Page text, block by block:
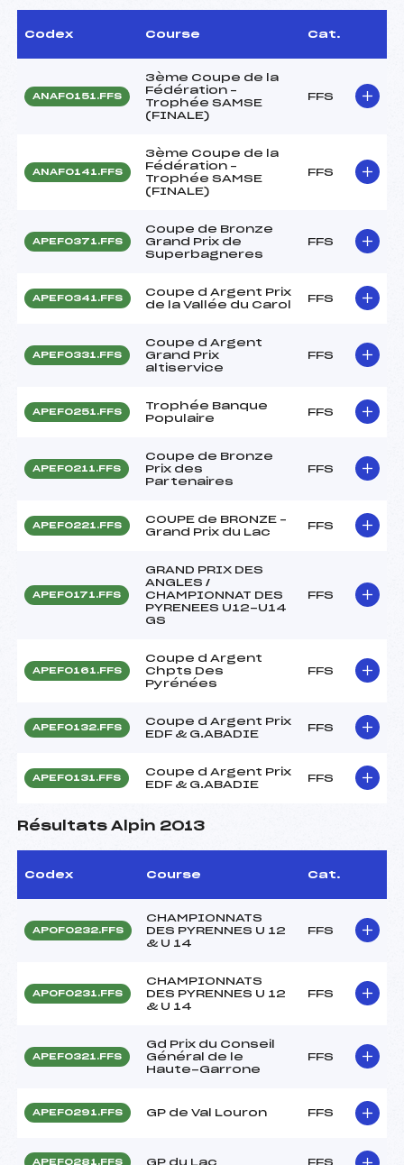
Codex Course Cat.
ANAF0151.FFS
3ème Coupe de la
Fédération –
Trophée SAMSE
(FINALE)
FFS
ANAF0141.FFS
3ème Coupe de la
Fédération –
Trophée SAMSE
(FINALE)
FFS
APEF0371.FFS
Coupe de Bronze
Grand Prix de
Superbagneres
FFS
APEF0341.FFS
Coupe d Argent Prix
de la Vallée du Carol
FFS
APEF0331.FFS
Coupe d Argent
Grand Prix
altiservice
FFS
APEF0251.FFS
Trophée Banque
Populaire
FFS
APEF0211.FFS
Coupe de Bronze
Prix des
Partenaires
FFS
APEF0221.FFS
COUPE de BRONZE –
Grand Prix du Lac
FFS
APEF0171.FFS
GRAND PRIX DES
ANGLES /
CHAMPIONNAT DES
PYRENEES U12-U14
GS
FFS
APEF0161.FFS
Coupe d Argent
Chpts Des
Pyrénées
FFS
APEF0132.FFS
Coupe d Argent Prix
EDF & G.ABADIE
FFS
APEF0131.FFS
Coupe d Argent Prix
EDF & G.ABADIE
FFS
Résultats Alpin 2013
Codex Course Cat.
APOF0232.FFS
CHAMPIONNATS
DES PYRENNES U 12
& U 14
FFS
APOF0231.FFS
CHAMPIONNATS
DES PYRENNES U 12
& U 14
FFS
APEF0321.FFS
Gd Prix du Conseil
Général de le
Haute-Garrone
FFS
APEF0291.FFS GP de Val Louron FFS
APEF0281.FFS GP du Lac FFS